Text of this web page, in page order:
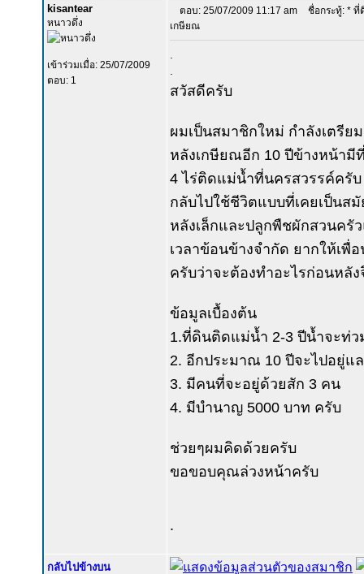
kisantear
หนาวดึ่ง
เข้าร่วมเมื่อ: 25/07/2009
ตอบ: 1
ตอบ: 25/07/2009 11:17 am
ชื่อกระทู้: * ที่
เกษียณ
สวัสดีครับ
ผมเป็นสมาชิกใหม่ กำลังเตรีย
หลังเกษียณอีก 10 ปีข้างหน้ามี
4 ไร่ติดแม่น้ำที่นครสวรรค์ครั
กลับไปใช้ชีวิตแบบที่เคยเป็นส
หลังเล็กและปลูกพืชผักสวนครั
เวลาข้อนข้างจำกัด ยากให้เ
ครับว่าจะต้องทำอะไรก่อนหลั
ข้อมูลเบื้องต้น
1.ที่ดินติดแม่น้ำ 2-3 ปีน้ำจะท่ว
2. อีกประมาณ 10 ปีจะไปอยู่แ
3. มีคนที่จะอยู่ด้วยสัก 3 คน
4. มีบำนาญ 5000 บาท ครับ
ช่วยๆผมคิดด้วยครับ
ขอขอบคุณล่วงหน้าครับ
.
กลับไปข้างบน